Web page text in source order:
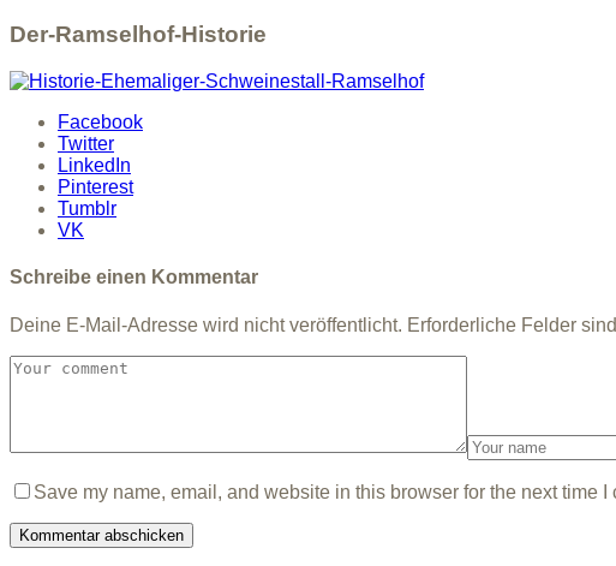
Der-Ramselhof-Historie
Facebook
Twitter
LinkedIn
Pinterest
Tumblr
VK
Schreibe einen Kommentar
Deine E-Mail-Adresse wird nicht veröffentlicht. Erforderliche Felder
Save my name, email, and website in this browser for the next time I